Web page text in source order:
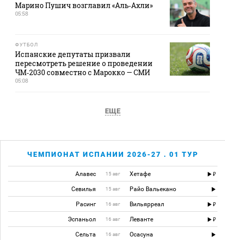
Марино Пушич возглавил «Аль‑Ахли»
05:58
ФУТБОЛ
Испанские депутаты призвали
пересмотреть решение о проведении
ЧМ‑2030 совместно с Марокко — СМИ
05:08
ЕЩЕ
ЧЕМПИОНАТ ИСПАНИИ 2026-27 . 01 ТУР
Алавес 15 авг Хетафе
Севилья 15 авг Райо Вальекано
Расинг 16 авг Вильярреал
Эспаньол 16 авг Леванте
Сельта 16 авг Осасуна